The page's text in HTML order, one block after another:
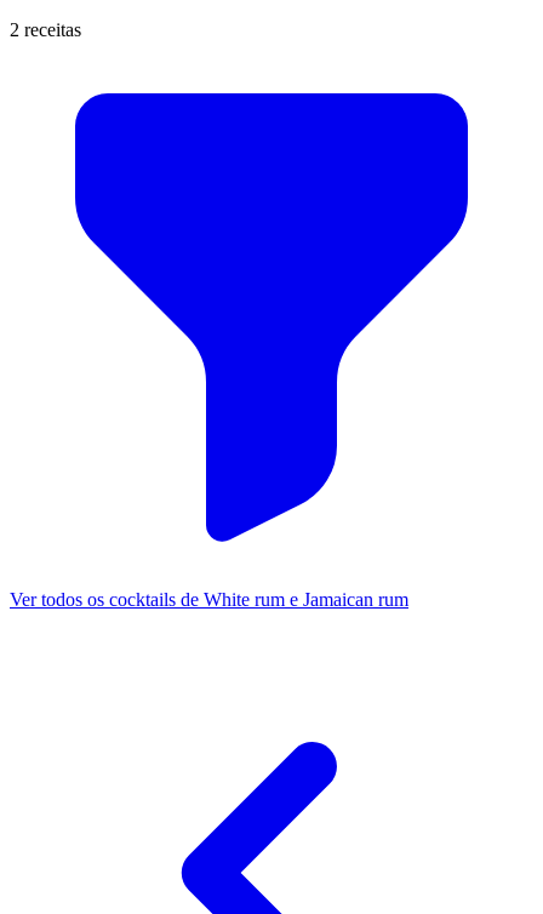
2 receitas
Ver todos os cocktails de White rum e Jamaican rum